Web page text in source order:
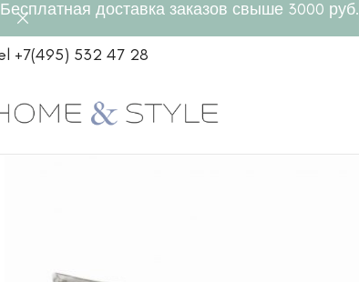
+7(495) 532 47 28
Бесплатная доставка заказов свыше 3000 руб.